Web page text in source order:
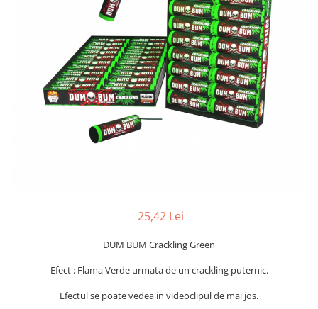
25,42 Lei
DUM BUM Crackling Green
Efect : Flama Verde urmata de un crackling puternic.
Efectul se poate vedea in videoclipul de mai jos.